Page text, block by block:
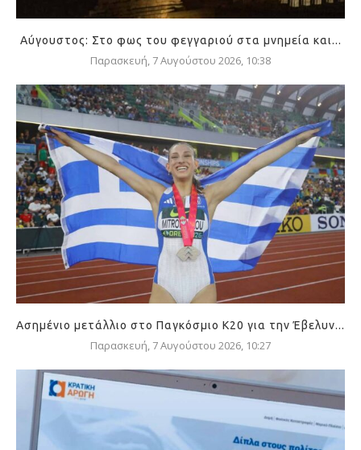
Αύγουστος: Στο φως του φεγγαριού στα μνημεία και...
Παρασκευή, 7 Αυγούστου 2026, 10:38
Ασημένιο μετάλλιο στο Παγκόσμιο Κ20 για την Έβελυν...
Παρασκευή, 7 Αυγούστου 2026, 10:27